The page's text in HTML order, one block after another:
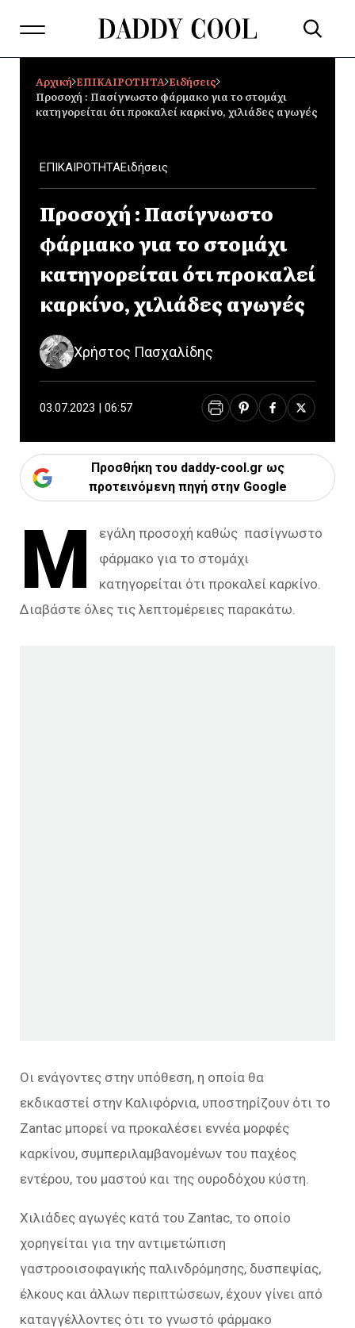
Αρχική ΕΠΙΚΑΙΡΟΤΗΤΑ Ειδήσεις
Προσοχή : Πασίγνωστο φάρμακο για το στομάχι
κατηγορείται ότι προκαλεί καρκίνο, χιλιάδες αγωγές
ΕΠΙΚΑΙΡΟΤΗΤΑΕιδήσεις
Προσοχή : Πασίγνωστο
φάρμακο για το στομάχι
κατηγορείται ότι προκαλεί
καρκίνο, χιλιάδες αγωγές
Χρήστος Πασχαλίδης
03.07.2023 | 06:57
Προσθήκη του daddy-cool.gr ως
προτεινόμενη πηγή στην Google
Μ
εγάλη προσοχή καθώς πασίγνωστο
φάρμακο για το στομάχι
κατηγορείται ότι προκαλεί καρκίνο.
Διαβάστε όλες τις λεπτομέρειες παρακάτω.
Οι ενάγοντες στην υπόθεση, η οποία θα
εκδικαστεί στην Καλιφόρνια, υποστηρίζουν ότι το
Zantac μπορεί να προκαλέσει εννέα μορφές
καρκίνου, συμπεριλαμβανομένων του παχέος
εντέρου, του μαστού και της ουροδόχου κύστη.
Χιλιάδες αγωγές κατά του Zantac, το οποίο
χορηγείται για την αντιμετώπιση
γαστροοισοφαγικής παλινδρόμησης, δυσπεψίας,
έλκους και άλλων περιπτώσεων, έχουν γίνει από
καταγγέλλοντες ότι το γνωστό φάρμακο